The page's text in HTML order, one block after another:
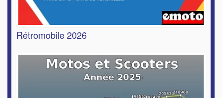
Rétromobile 2026